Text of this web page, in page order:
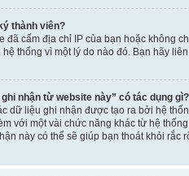
thành viên?
đã cấm địa chỉ IP của bạn hoặc không
thống vì một lý do nào đó. Bạn hãy
nhận từ website này” có tác dụng gì?
dữ liệu ghi nhận được tạo ra bởi hệ
với một vài chức năng khác từ hệ
này có thể sẽ giúp bạn thoát khỏi rắc